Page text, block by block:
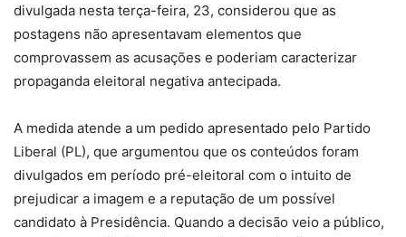
divulgada nesta terça-feira, 23, considerou que as
postagens não apresentavam elementos que
comprovassem as acusações e poderiam caracterizar
propaganda eleitoral negativa antecipada.
A medida atende a um pedido apresentado pelo Partido
Liberal (PL), que argumentou que os conteúdos foram
divulgados em período pré-eleitoral com o intuito de
prejudicar a imagem e a reputação de um possível
candidato à Presidência. Quando a decisão veio a público,